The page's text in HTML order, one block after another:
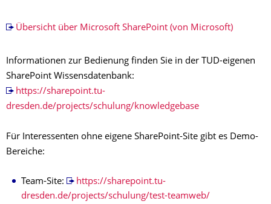
Übersicht über Microsoft SharePoint (von Microsoft)
Informationen zur Bedienung finden Sie in der TUD-eigenen
SharePoint Wissensdatenbank:
https://sharepoint.tu-
dresden.de/projects/schulung/knowledgebase
Für Interessenten ohne eigene SharePoint-Site gibt es Demo-
Bereiche:
Team-Site:
https://sharepoint.tu-
dresden.de/projects/schulung/test-teamweb/